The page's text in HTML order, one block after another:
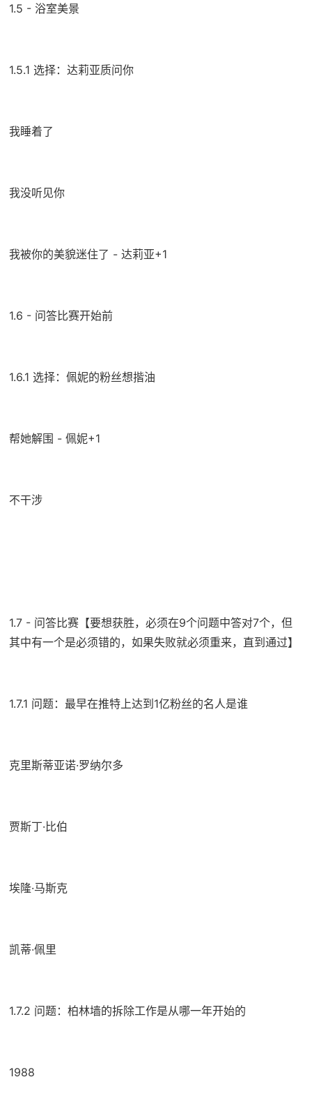
1.5 - 浴室美景
1.5.1 选择：达莉亚质问你
我睡着了
我没听见你
我被你的美貌迷住了 - 达莉亚+1
1.6 - 问答比赛开始前
1.6.1 选择：佩妮的粉丝想揩油
帮她解围 - 佩妮+1
不干涉
1.7 - 问答比赛【要想获胜，必须在9个问题中答对7个，但
其中有一个是必须错的，如果失败就必须重来，直到通过】
1.7.1 问题：最早在推特上达到1亿粉丝的名人是谁
克里斯蒂亚诺·罗纳尔多
贾斯丁·比伯
埃隆·马斯克
凯蒂·佩里
1.7.2 问题：柏林墙的拆除工作是从哪一年开始的
1988